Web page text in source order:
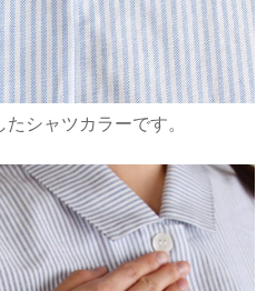
シャツカラーです。